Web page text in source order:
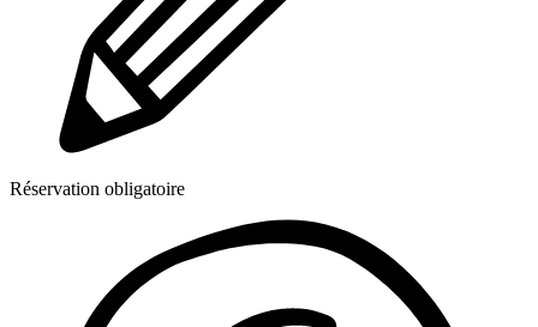
Réservation obligatoire